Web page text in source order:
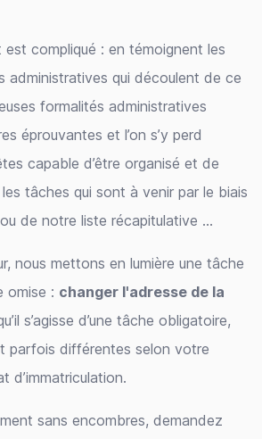
est compliqué : en témoignent les
administratives qui découlent de ce
formalités administratives
éprouvantes et l’on s’y perd
capable d’être organisé et de
tâches qui sont à venir par le biais
de notre liste récapitulative …
nous mettons en lumière une tâche
omise : changer l'adresse de la
s’agisse d’une tâche obligatoire,
parfois différentes selon votre
d’immatriculation.
sans encombres, demandez